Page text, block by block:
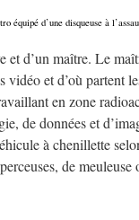
équipé d’une disqueuse à
et d’un maître. Le
vidéo et d’où partent
en zone
de données et
à chenillette
de